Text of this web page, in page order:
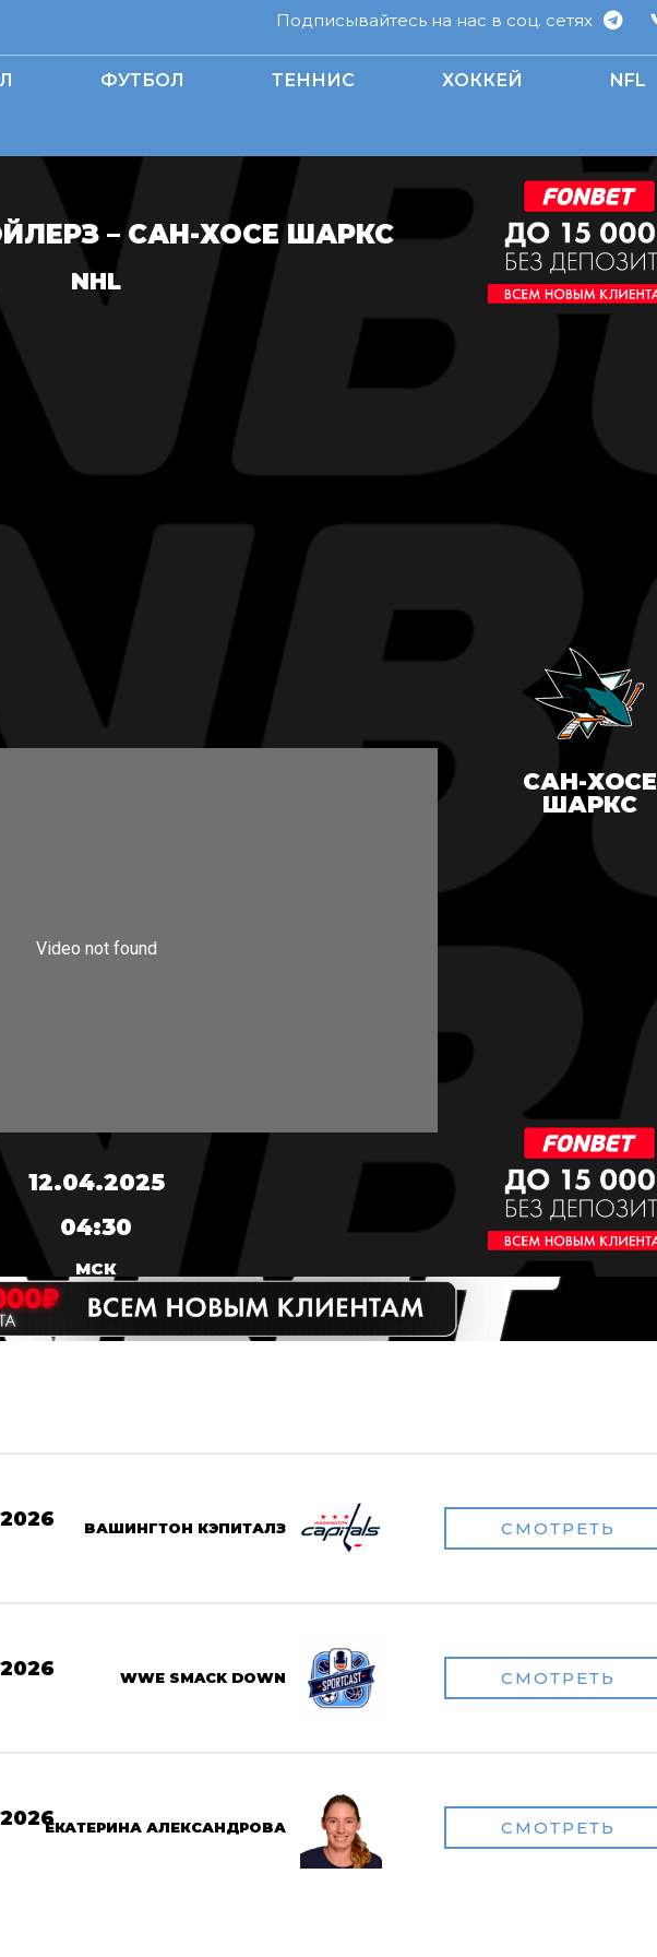
Подписывайтесь на нас в соц. сетях
ФУТБОЛ ТЕННИС ХОККЕЙ NFL
– САН-ХОСЕ ШАРКС
NHL
12.04.2025
04:30
МСК
САН-ХОСЕ
ШАРКС
ВАШИНГТОН КЭПИТАЛЗ СМОТРЕТЬ
WWE SMACK DOWN СМОТРЕТЬ
ЕКАТЕРИНА АЛЕКСАНДРОВА СМОТРЕТЬ